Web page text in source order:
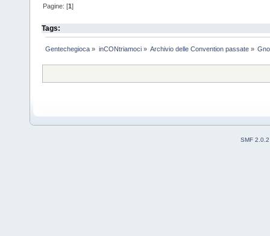
Pagine: [1]
Tags:
Gentechegioca » inCONtriamoci» Archivio delle Convention passate»
SMF 2.0.2